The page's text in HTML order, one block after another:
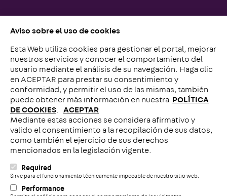
Aviso sobre el uso de cookies
Esta Web utiliza cookies para gestionar el portal, mejorar
nuestros servicios y conocer el comportamiento del
usuario mediante el análisis de su navegación. Haga clic
en ACEPTAR para prestar su consentimiento y
conformidad, y permitir el uso de las mismas, también
puede obtener más información en nuestra POLÍTICA
DE COOKIES
ACEPTAR
Mediante estas acciones se considera afirmativo y
valido el consentimiento a la recopilación de sus datos,
como también el ejercicio de sus derechos
mencionados en la legislación vigente.
Required
Sirve para el funcionamiento técnicamente impecable de nuestro sitio web.
Performance
Contacto con nosotros
Llámenos